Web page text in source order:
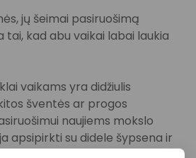
jų šeimai pasiruošimą
kad abu vaikai labai laukia
vaikams yra didžiulis
šventės ar progos
naujiems mokslo
apsipirkti su didele šypsena ir